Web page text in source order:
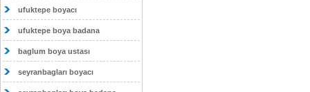
ufuktepe boyacı
ufuktepe boya badana
baglum boya ustası
seyranbagları boyacı